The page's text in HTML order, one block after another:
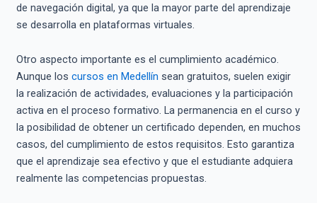
de navegación digital, ya que la mayor parte del aprendizaje
se desarrolla en plataformas virtuales.
Otro aspecto importante es el cumplimiento académico.
Aunque los cursos en Medellín sean gratuitos, suelen exigir
la realización de actividades, evaluaciones y la participación
activa en el proceso formativo. La permanencia en el curso y
la posibilidad de obtener un certificado dependen, en muchos
casos, del cumplimiento de estos requisitos. Esto garantiza
que el aprendizaje sea efectivo y que el estudiante adquiera
realmente las competencias propuestas.